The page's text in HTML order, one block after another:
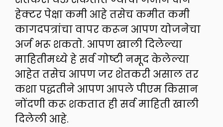
हेक्टर पेक्षा कमी आहे तसेच कमीत कमी
कागदपत्रांचा वापर करून आपण योजनेचा
अर्ज भरू शकतो. आपण खाली दिलेल्या
माहितीमध्ये हे सर्व गोष्टी नमूद केलेल्या
आहेत तसेच आपण जर शेतकरी असाल तर
कशा पद्धतीने आपण आपले पीएम किसान
नोंदणी करू शकतात ही सर्व माहिती खाली
दिलेली आहे.